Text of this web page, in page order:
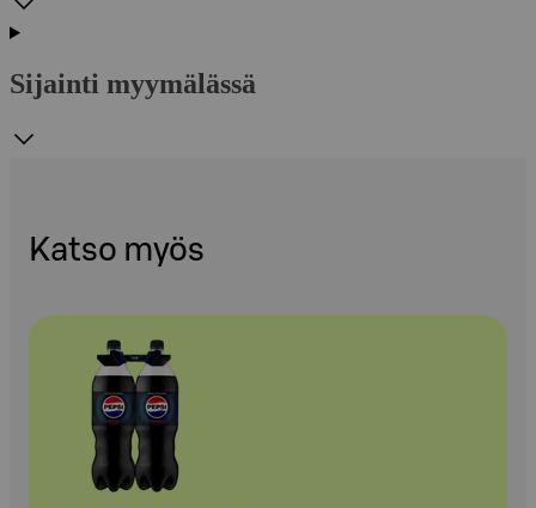
Sijainti myymälässä
Katso myös